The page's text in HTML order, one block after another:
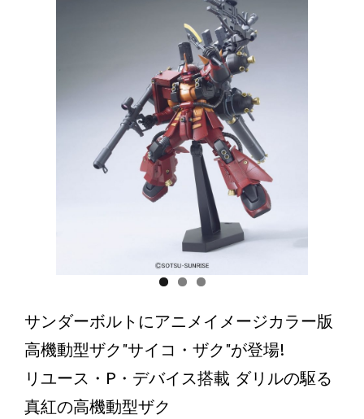
サンダーボルトにアニメイメージカラー版
高機動型ザク"サイコ・ザク"が登場!
リユース・P・デバイス搭載 ダリルの駆る
真紅の高機動型ザク